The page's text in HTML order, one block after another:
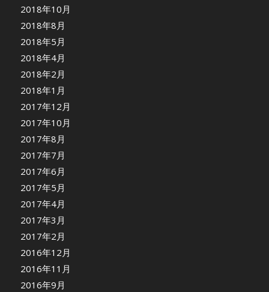
2018年10月
2018年8月
2018年5月
2018年4月
2018年2月
2018年1月
2017年12月
2017年10月
2017年8月
2017年7月
2017年6月
2017年5月
2017年4月
2017年3月
2017年2月
2016年12月
2016年11月
2016年9月